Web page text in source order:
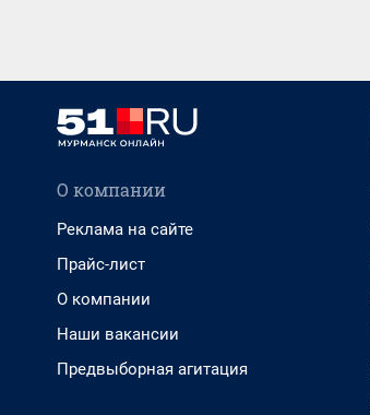
О компании
Реклама на сайте
Прайс-лист
О компании
Наши вакансии
Предвыборная агитация